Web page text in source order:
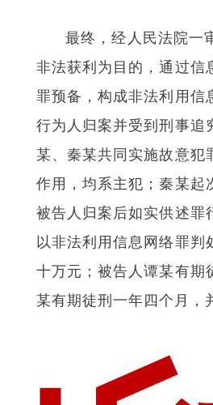
最终，经人民法院一
非法获利为目的，通过
罪预备，构成非法利用
行为人归案并受到刑事
某、秦某共同实施故意
作用，均系主犯；秦某
被告人归案后如实供述
以非法利用信息网络罪
十万元；被告人谭某有
某有期徒刑一年四个月，